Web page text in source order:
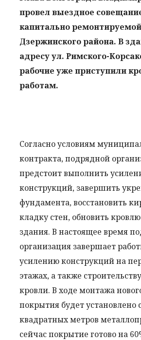
провел выездное
капитально
Дзержинского района. В
адресу ул. Римского-
рабочие уже приступили
работам.
Согласно условиям
контракта, подрядной
предстоит выполнить
конструкций, завершить
фундамента, восстановить
кладку стен, обновить
здания. В настоящее время
организация завершает
усилению конструкций на
этажах, а также
кровли. В ходе монтажа
покрытия будет установлено
квадратных метров
сейчас покрытие готово на